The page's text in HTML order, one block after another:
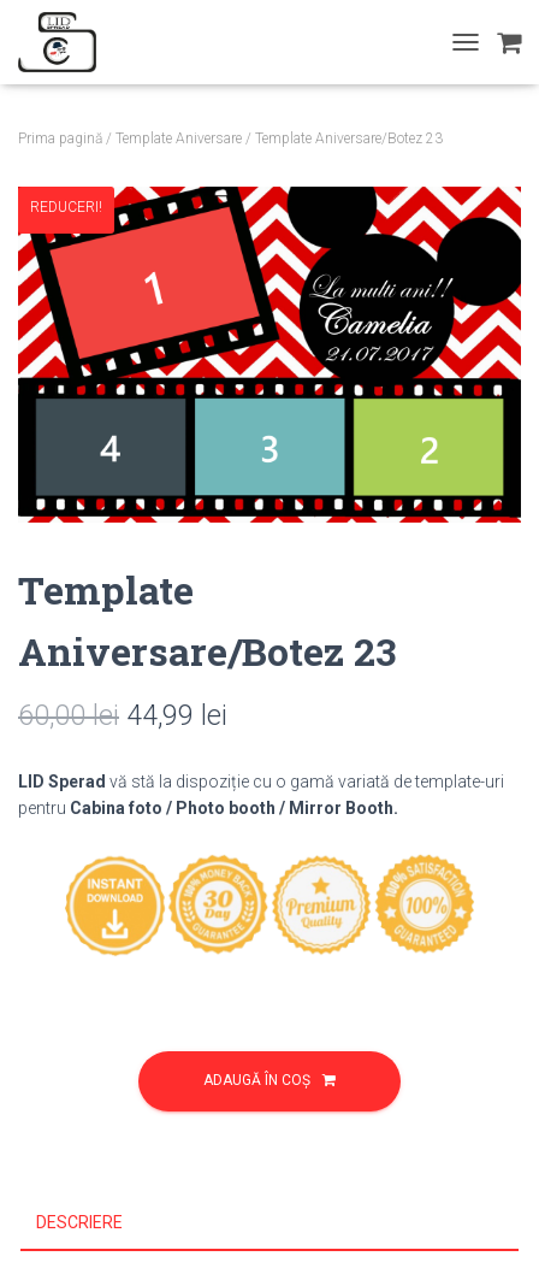
O
N
A
A
T
I
O
N
REDUCERI!
Prima pagină / Template Aniversare / Template Aniversare/Botez 23
Template
Aniversare/Botez 23
60,00lei Prețul
a
60,00 lei.
44,99 lei
este:
44,99 lei.
LID Sperad vă stă la dispoziție cu o gamă variată de template-uri
pentru Cabina foto / Photo booth / Mirror Booth.
Aniversare/Botez
ADAUGĂ ÎN COȘ
DESCRIERE